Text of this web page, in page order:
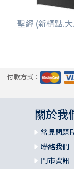
聖經 (新標點.
付款方式：
關於我
常見問題
聯絡我們
門市資訊